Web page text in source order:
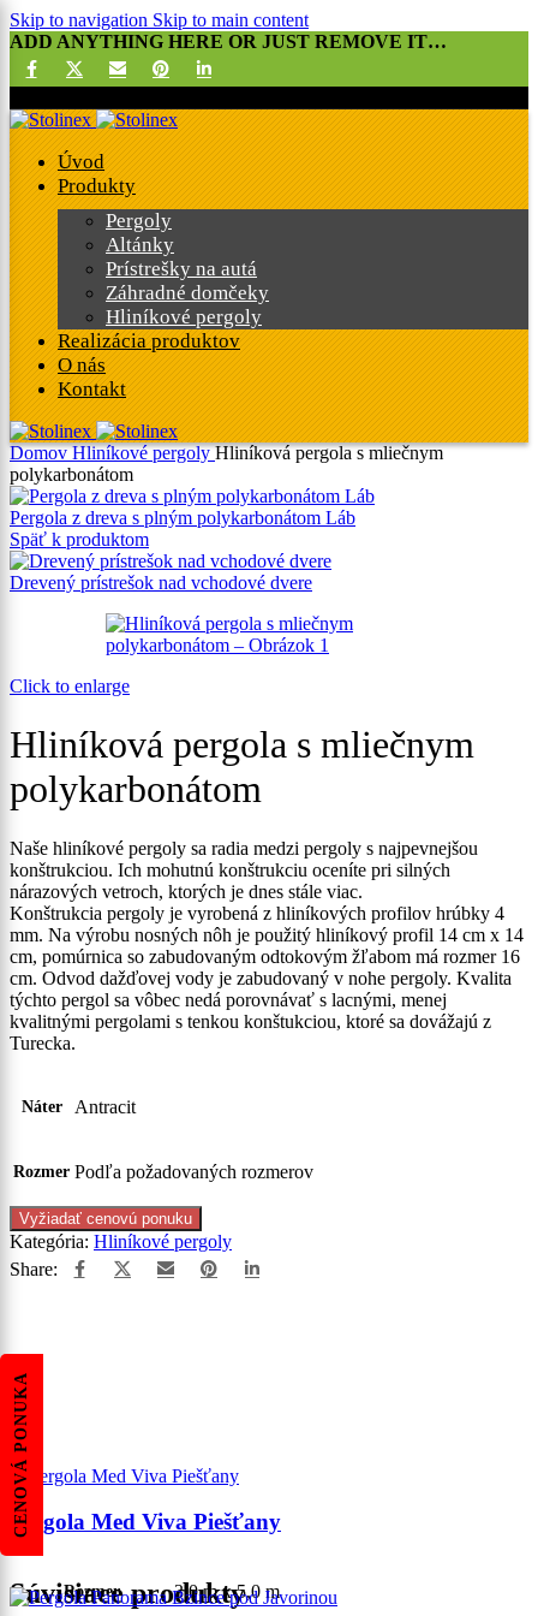
Skip to navigation Skip to main content
ADD ANYTHING HERE OR JUST REMOVE IT…
Úvod
Produkty
Pergoly
Altánky
Prístrešky na autá
Záhradné domčeky
Hliníkové pergoly
Realizácia produktov
O nás
Kontakt
DomovHliníkové pergolyHliníková pergola s mliečnym
polykarbonátom
Pergola z dreva s plným polykarbonátom Láb
Späť k produktom
Drevený prístrešok nad vchodové dvere
Click to enlarge
Hliníková pergola s mliečnym
polykarbonátom
Naše hliníkové pergoly sa radia medzi pergoly s najpevnejšou
konštrukciou. Ich mohutnú konštrukciu oceníte pri silných
nárazových vetroch, ktorých je dnes stále viac.
Konštrukcia pergoly je vyrobená z hliníkových profilov hrúbky 4
mm. Na výrobu nosných nôh je použitý hliníkový profil 14 cm x 14
cm, pomúrnica so zabudovaným odtokovým žľabom má rozmer 16
cm. Odvod dažďovej vody je zabudovaný v nohe pergoly. Kvalita
týchto pergol sa vôbec nedá porovnávať s lacnými, menej
kvalitnými pergolami s tenkou konštukciou, ktoré sa dovážajú z
Turecka.
Náter Antracit
Rozmer Podľa požadovaných rozmerov
Vyžiadať cenovú ponuku
Kategória: Hliníkové pergoly
Share:
Súvisiace produkty
Pergola Med Viva Piešťany
Rozmer 3,0 m x 5,0 m
CENOVÁ PONUKA